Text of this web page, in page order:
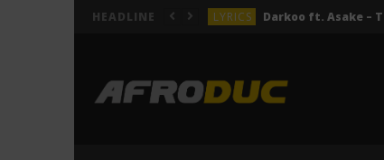
HEADLINE LYRICS
ACTUALITÉS